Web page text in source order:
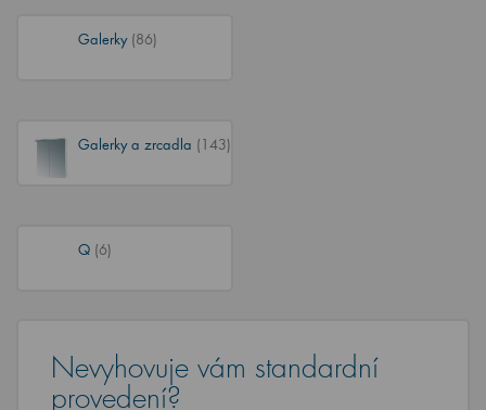
Galerky (86)
Galerky a zrcadla (143)
Q (6)
Nevyhovuje vám standardní
provedení?